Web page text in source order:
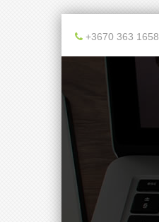
+3670 363 1658